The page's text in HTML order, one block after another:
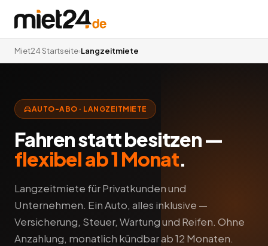
Miet24 Startseite›Langzeitmiete
AUTO-ABO · LANGZEITMIETE
Fahren statt besitzen —
flexibel ab 1 Monat.
Langzeitmiete für Privatkunden und
Unternehmen. Ein Auto, alles inklusive —
Versicherung, Steuer, Wartung und Reifen. Ohne
Anzahlung, monatlich kündbar ab 12 Monaten.